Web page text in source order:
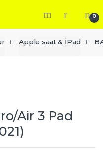
0
Apple saat & İPad
Air 3 Pad